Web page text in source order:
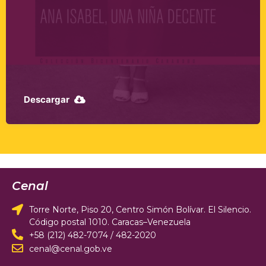
Descargar
Cenal
Torre Norte, Piso 20, Centro Simón Bolívar. El Silencio.
Código postal 1010. Caracas–Venezuela
+58 (212) 482-7074 / 482-2020
cenal@cenal.gob.ve